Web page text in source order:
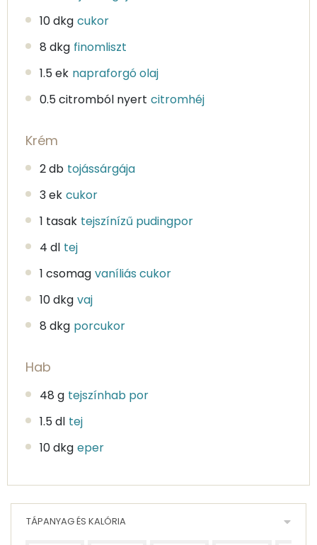
10 dkg cukor
8 dkg finomliszt
1.5 ek napraforgó olaj
0.5 citromból nyert citromhéj
Krém
2 db tojássárgája
3 ek cukor
1 tasak tejszínízű pudingpor
4 dl tej
1 csomag vaníliás cukor
10 dkg vaj
8 dkg porcukor
Hab
48 g tejszínhab por
1.5 dl tej
10 dkg eper
TÁPANYAG ÉS KALÓRIA